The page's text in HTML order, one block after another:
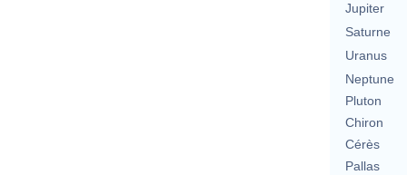
Jupiter
Saturne
Uranus
Neptune
Pluton
Chiron
Cérès
Pallas